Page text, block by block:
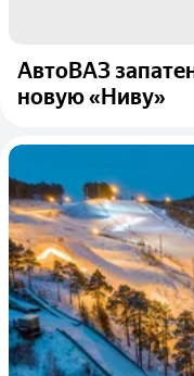
АвтоВАЗ
новую «Ниву»